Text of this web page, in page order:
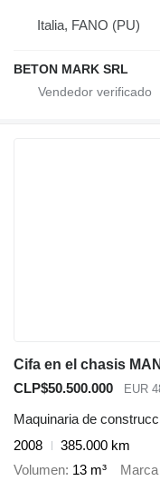
Italia, FANO (PU)
BETON MARK SRL
Cifa en el chasis
CLP$50.500.000
EUR
Maquinaria de
2008
385.000 km
Volumen 13 m³